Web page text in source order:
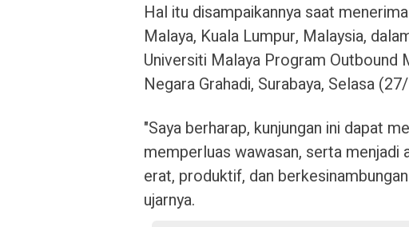
Hal itu disampaikannya saat
Malaya, Kuala Lumpur, Malaysia,
Universiti Malaya Program
Negara Grahadi, Surabaya, Selasa
"Saya berharap, kunjungan ini dapat
memperluas wawasan, serta menjadi
erat, produktif, dan
ujarnya.